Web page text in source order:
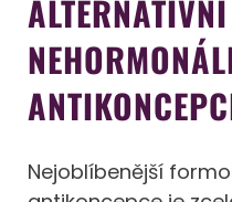
Nejoblíbenější